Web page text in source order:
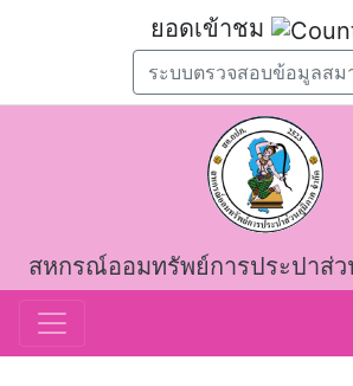
ยอดเข้าชม
ระบบตรวจสอบข้อมูลสม
สหกรณ์ออมทรัพย์การประปาส่